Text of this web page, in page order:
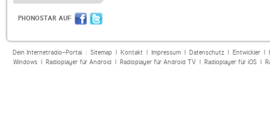
PHONOSTAR AUF
Dein Internetradio-Portal : Sitemap| Kontakt| Impressum| Datenschutz| Entwickler|
Windows| Radioplayer für Android| Radioplayer für Android TV| Radioplayer für iOS|